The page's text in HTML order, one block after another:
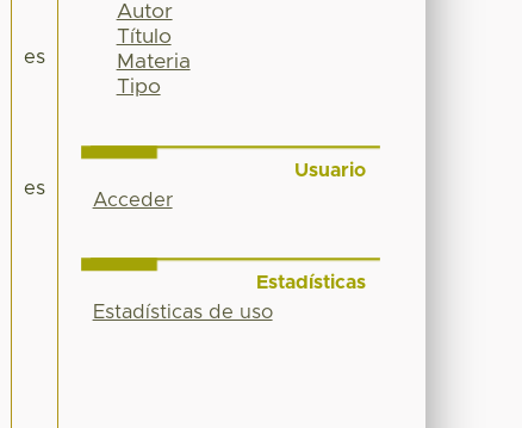
es
es
Autor
Título
Materia
Tipo
Usuario
Acceder
Estadísticas
Estadísticas de uso